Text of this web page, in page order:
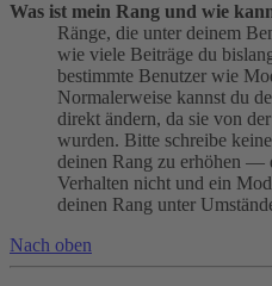
Was ist mein Rang und wie
Ränge, die unter deinem
wie viele Beiträge du
bestimmte Benutzer wie
Normalerweise kannst du
direkt ändern, da sie von
wurden. Bitte schreibe
deinen Rang zu erhöhen —
Verhalten nicht und ein
deinen Rang unter
Nach oben